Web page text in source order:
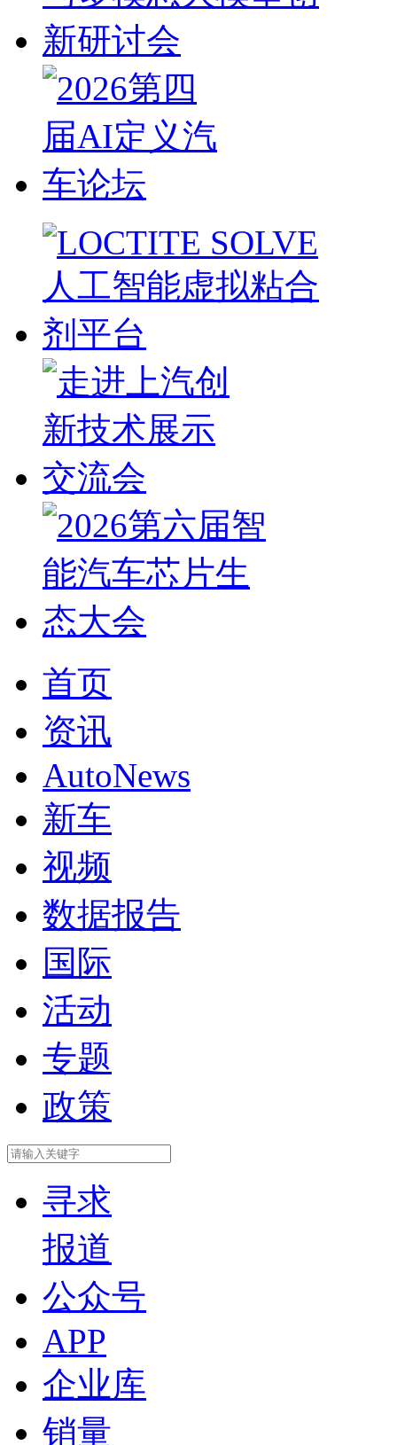
首页
资讯
AutoNews
新车
视频
数据报告
国际
活动
专题
政策
寻求
报道
公众号
APP
企业库
销量